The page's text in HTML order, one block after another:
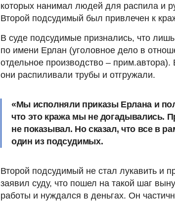
которых нанимал людей для распила и
Второй подсудимый был привлечен к
В суде подсудимые признались, что
по имени Ерлан (уголовное дело в
отдельное производство –
они распиливали трубы и отгружали.
«Мы исполняли приказы Ерлана и
что это кража мы не догадывались.
не показывал. Но сказал, что все в
один из подсудимых.
Второй подсудимый не стал лукавить и
заявил суду, что пошел на такой шаг
работы и нуждался в деньгах. Он